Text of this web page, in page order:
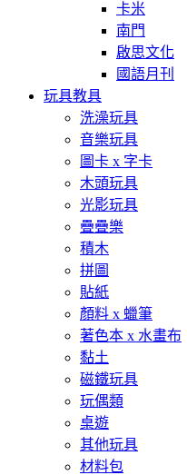
卡米
南門
啟思文化
國語月刊
玩具教具
洗澡玩具
音樂玩具
圖卡 x 字卡
木頭玩具
光影玩具
疊疊樂
積木
拼圖
貼紙
顏料 x 蠟筆
著色本 x 水畫布
黏土
磁鐵玩具
玩偶類
桌遊
其他玩具
材料包